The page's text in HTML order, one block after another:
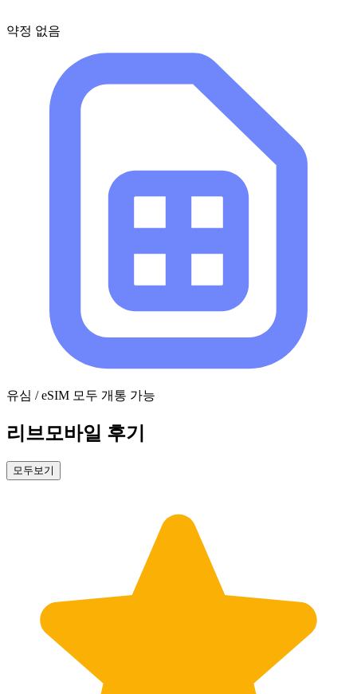
약정 없음
유심 / eSIM 모두 개통 가능
리브모바일 후기
모두보기